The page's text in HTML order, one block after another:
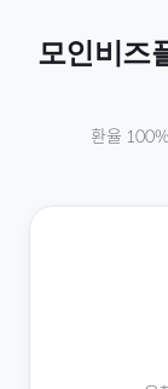
모인비즈
환율